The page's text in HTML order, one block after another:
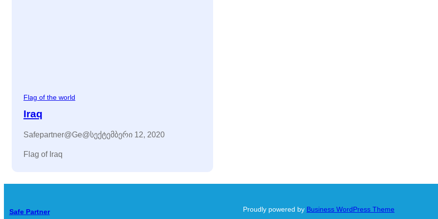
Flag of the world
Iraq
Safepartner@ge@სექტემბერი 12, 2020
Flag of Iraq
Safe Partner Proudly powered by Business WordPress Theme